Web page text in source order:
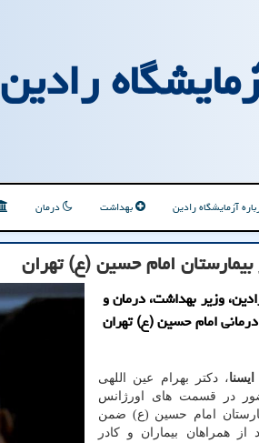
رادین
آزمایشگاه رادین بهداشت درمان
امام حسین (ع) تهران
وزیر بهداشت، درمان و
امام حسین (ع) تهران
، دکتر بهرام عین اللهی
۱۱ فروردین ۱۴۰۲ با حضور در قسمت های اورژانس
امام حسین (ع) ضمن
همراهان بیماران و کادر